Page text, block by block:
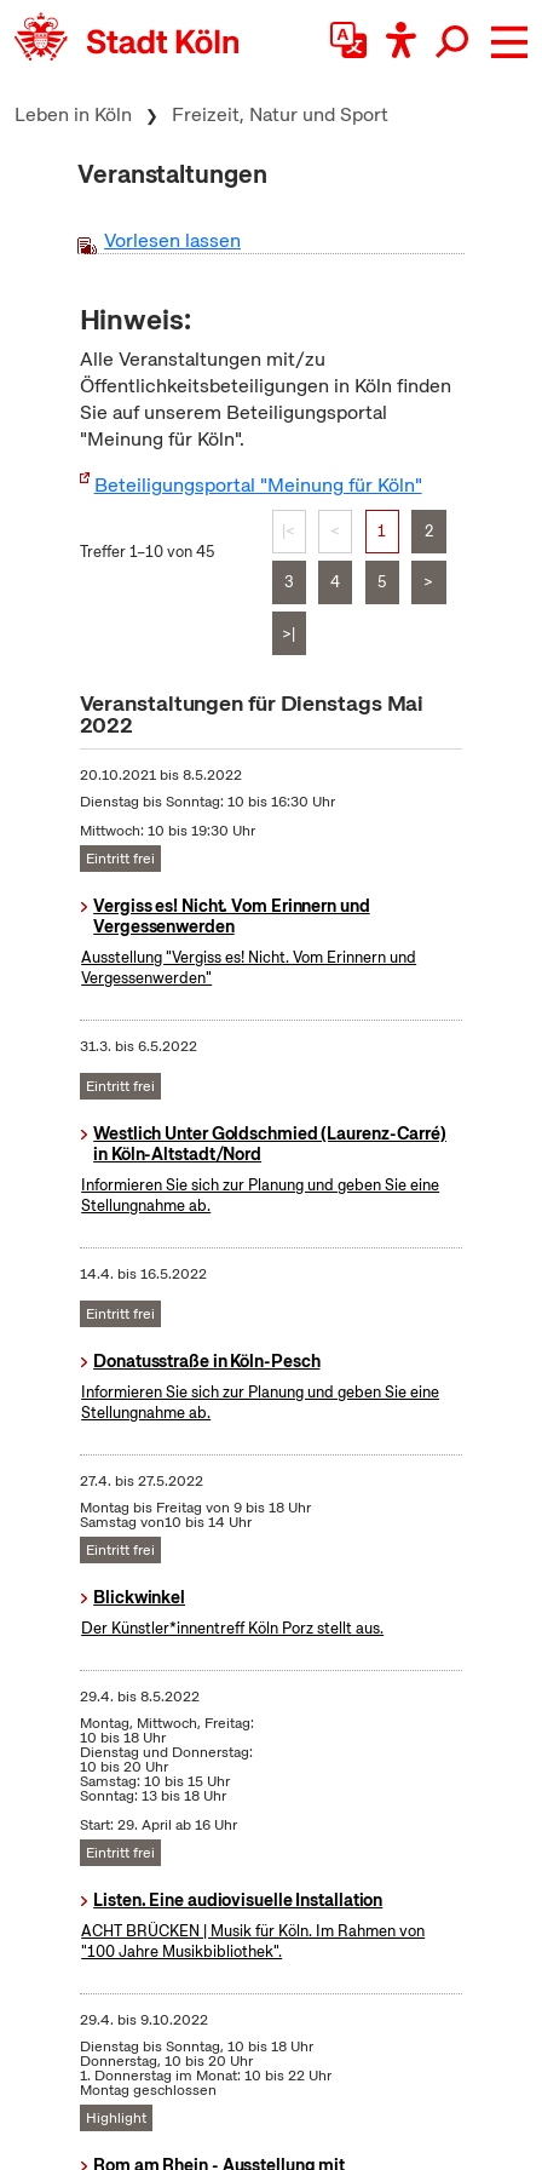
zum Inhalt springen
Leben in Köln Freizeit, Natur und Sport
Veranstaltungen
Vorlesen lassen
Hinweis:
Alle Veranstaltungen mit/zu
Öffentlichkeitsbeteiligungen in Köln finden
Sie auf unserem Beteiligungsportal
"Meinung für Köln".
Beteiligungsportal "Meinung für Köln"
Treffer 1–10 von 45
|< < 1 2
3 4 5 >
>|
Veranstaltungen für Dienstags Mai
2022
20.10.2021bis8.5.2022
Dienstag bis Sonntag: 10 bis 16:30 Uhr
Mittwoch: 10 bis 19:30 Uhr
Eintritt frei
Vergiss es! Nicht. Vom Erinnern und
Vergessenwerden
Ausstellung "Vergiss es! Nicht. Vom Erinnern und
Vergessenwerden"
31.3. bis6.5.2022
Eintritt frei
Westlich Unter Goldschmied (Laurenz-Carré)
in Köln-Altstadt/Nord
Informieren Sie sich zur Planung und geben Sie eine
Stellungnahme ab.
14.4. bis16.5.2022
Eintritt frei
Donatusstraße in Köln-Pesch
Informieren Sie sich zur Planung und geben Sie eine
Stellungnahme ab.
27.4. bis27.5.2022
Montag bis Freitag von 9 bis 18 Uhr
Samstag von10 bis 14 Uhr
Eintritt frei
Blickwinkel
Der Künstler*innentreff Köln Porz stellt aus.
29.4. bis8.5.2022
Montag, Mittwoch, Freitag:
10 bis 18 Uhr
Dienstag und Donnerstag:
10 bis 20 Uhr
Samstag: 10 bis 15 Uhr
Sonntag: 13 bis 18 Uhr
Start: 29. April ab 16 Uhr
Eintritt frei
Listen. Eine audiovisuelle Installation
ACHT BRÜCKEN | Musik für Köln. Im Rahmen von
"100 Jahre Musikbibliothek".
29.4. bis9.10.2022
Dienstag bis Sonntag, 10 bis 18 Uhr
Donnerstag, 10 bis 20 Uhr
1. Donnerstag im Monat: 10 bis 22 Uhr
Montag geschlossen
Highlight
Rom am Rhein - Ausstellung mit